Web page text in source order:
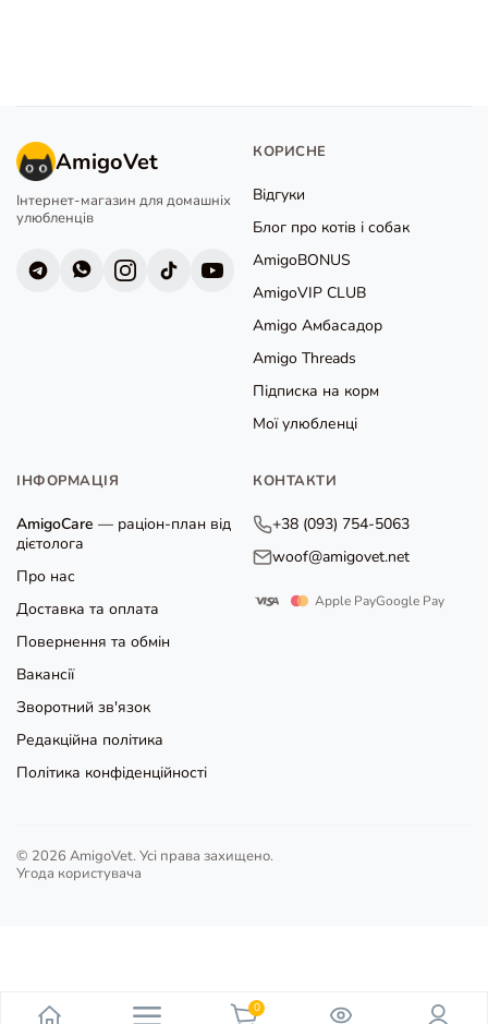
AmigoVet
Інтернет-магазин для домашніх
улюбленців
КОРИСНЕ
Відгуки
Блог про котів і собак
AmigoBONUS
AmigoVIP CLUB
Amigo Амбасадор
Amigo Threads
Підписка на корм
Мої улюбленці
ІНФОРМАЦІЯ
AmigoCare — раціон-план від
дієтолога
Про нас
Доставка та оплата
Повернення та обмін
Вакансії
Зворотний зв'язок
Редакційна політика
Політика конфіденційності
КОНТАКТИ
+38 (093) 754-5063
woof@amigovet.net
Apple PayGoogle Pay
© 2026 AmigoVet. Усі права захищено.
Угода користувача
0